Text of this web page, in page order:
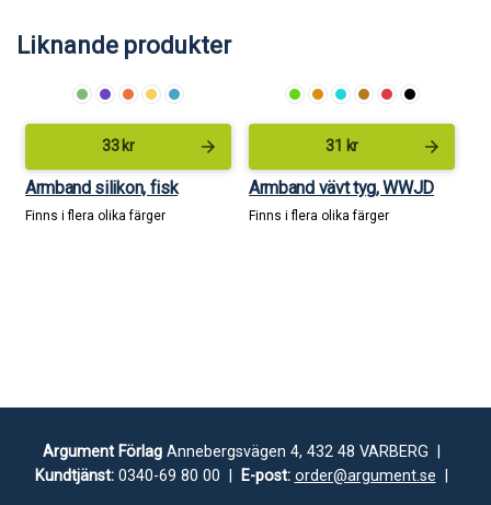
Liknande produkter
33 kr arrow_forward
Armband silikon, fisk
Finns i flera olika färger
31 kr arrow_forward
Armband vävt tyg, WWJD
Finns i flera olika färger
Argument FörlagAnnebergsvägen 4, 432 48 VARBERG |
Kundtjänst:0340-69 80 00 | E-post: order@argument.se